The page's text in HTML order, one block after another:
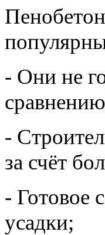
- Они не
-
за счёт
- Готовое
усадки;